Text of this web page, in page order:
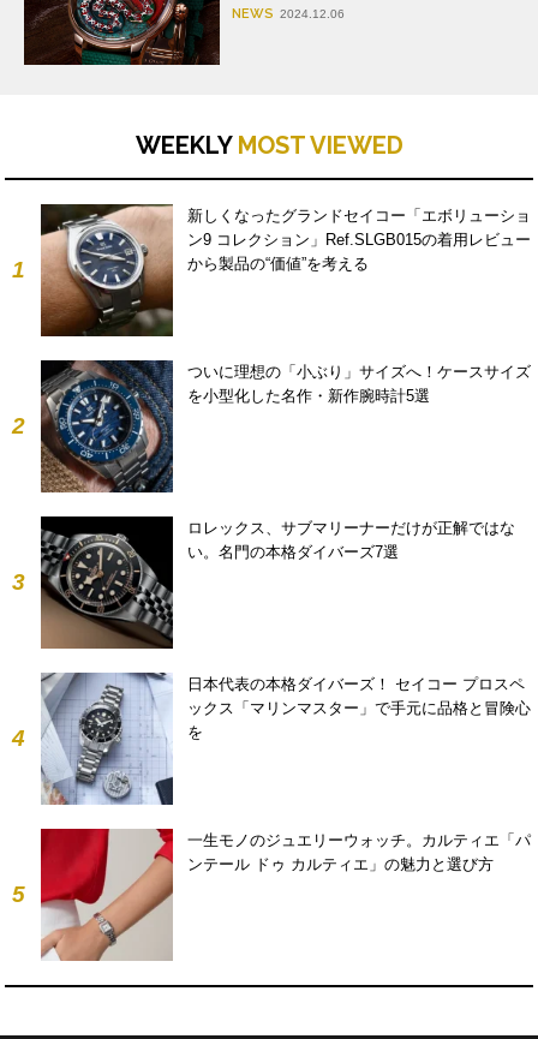
NEWS 2024.12.06
WEEKLY MOST VIEWED
1
新しくなったグランドセイコー「エボリューショ
ン9 コレクション」Ref.SLGB015の着用レビュー
から製品の“価値”を考える
2
ついに理想の「小ぶり」サイズへ！ケースサイズ
を小型化した名作・新作腕時計5選
3
ロレックス、サブマリーナーだけが正解ではな
い。名門の本格ダイバーズ7選
4
日本代表の本格ダイバーズ！ セイコー プロスペ
ックス「マリンマスター」で手元に品格と冒険心
を
5
一生モノのジュエリーウォッチ。カルティエ「パ
ンテール ドゥ カルティエ」の魅力と選び方